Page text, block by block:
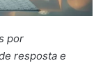
por
resposta e